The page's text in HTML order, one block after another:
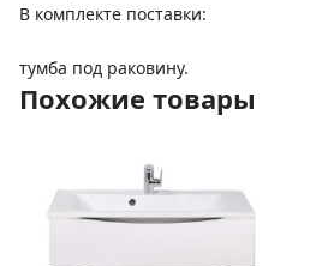
В комплекте поставки:
тумба под раковину.
Похожие товары